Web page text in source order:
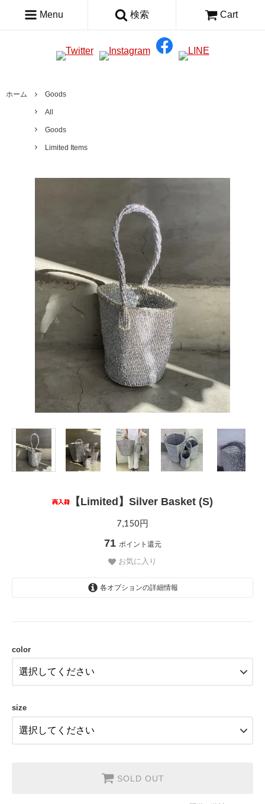
Menu 検索 Cart
ホーム Goods
All
Goods
Limited Items
【Limited】Silver Basket (S)
7,150円
71 ポイント還元
お気に入り
各オプションの詳細情報
color
size
SOLD OUT